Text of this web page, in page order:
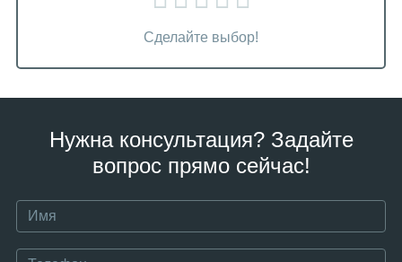
Сделайте выбор!
Нужна консультация? Задайте
вопрос прямо сейчас!